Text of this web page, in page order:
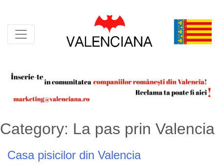
content
Category: La pas prin Valencia
Casa pisicilor din Valencia